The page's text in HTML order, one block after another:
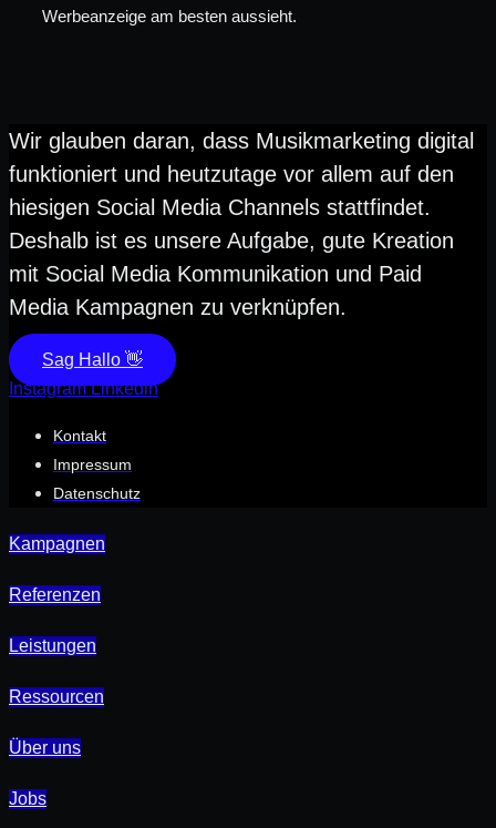
Werbeanzeige am besten aussieht.
Wir glauben daran, dass Musikmarketing digital
funktioniert und heutzutage vor allem auf den
hiesigen Social Media Channels stattfindet.
Deshalb ist es unsere Aufgabe, gute Kreation
mit Social Media Kommunikation und Paid
Media Kampagnen zu verknüpfen.
Sag Hallo 👋
Instagram Linkedin
Kontakt
Impressum
Datenschutz
Kampagnen
Referenzen
Leistungen
Ressourcen
Über uns
Jobs